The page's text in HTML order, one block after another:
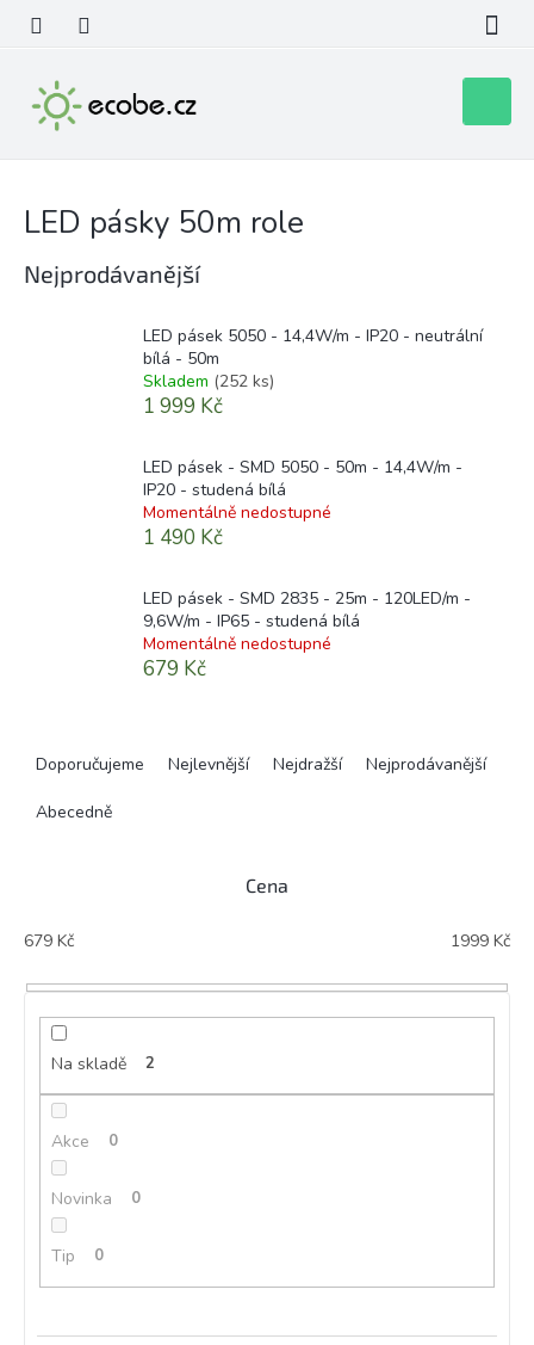
obsah
košík
LED pásky 50m role
Nejprodávanější
LED pásek 5050 - 14,4W/m - IP20 - neutrální
bílá - 50m
Skladem (252 ks)
1 999 Kč
LED pásek - SMD 5050 - 50m - 14,4W/m -
IP20 - studená bílá
Momentálně nedostupné
1 490 Kč
LED pásek - SMD 2835 - 25m - 120LED/m -
9,6W/m - IP65 - studená bílá
Momentálně nedostupné
679 Kč
o
u
Doporučujeme Nejlevnější Nejdražší Nejprodávanější
Abecedně
Cena
679 Kč 1999 Kč
Na skladě 2
Akce 0
Novinka 0
Tip 0